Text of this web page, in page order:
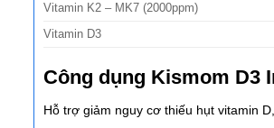
Vitamin K2 – MK7 (2000ppm)
Vitamin D3
Công dụng Kismom D3
Hỗ trợ giảm nguy cơ thiếu hụt vitamin